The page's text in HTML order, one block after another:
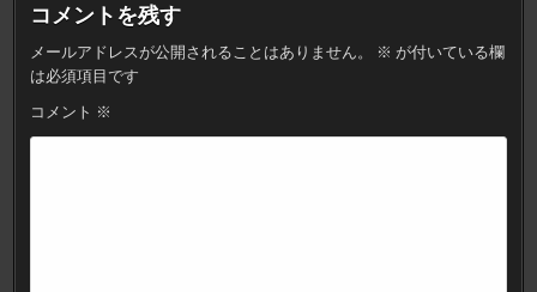
ゲ
ー
シ
ョ
コメントを残す
メールアドレスが公開されることはありません。 ※ が付いている欄
は必須項目です
コメント ※